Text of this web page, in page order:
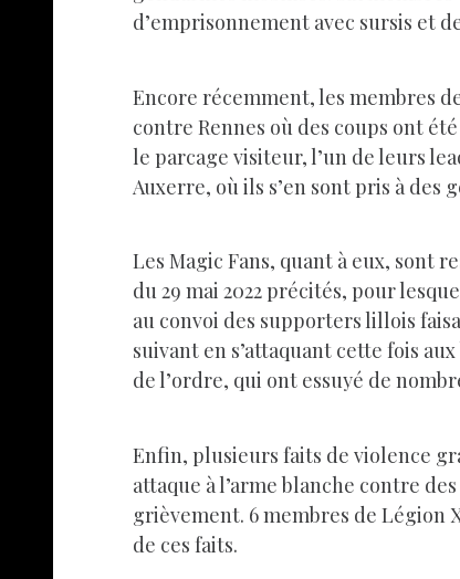
d’emprisonnement avec sursis et
Encore récemment, les membres
contre Rennes où des coups ont
le parcage visiteur, l’un de leurs
Auxerre, où ils s’en sont pris à
Les Magic Fans, quant à eux, sont
du 29 mai 2022 précités, pour
au convoi des supporters lillois
suivant en s’attaquant cette fois
de l’ordre, qui ont essuyé de
Enfin, plusieurs faits de violence
attaque à l’arme blanche contre
grièvement. 6 membres de Légion
de ces faits.